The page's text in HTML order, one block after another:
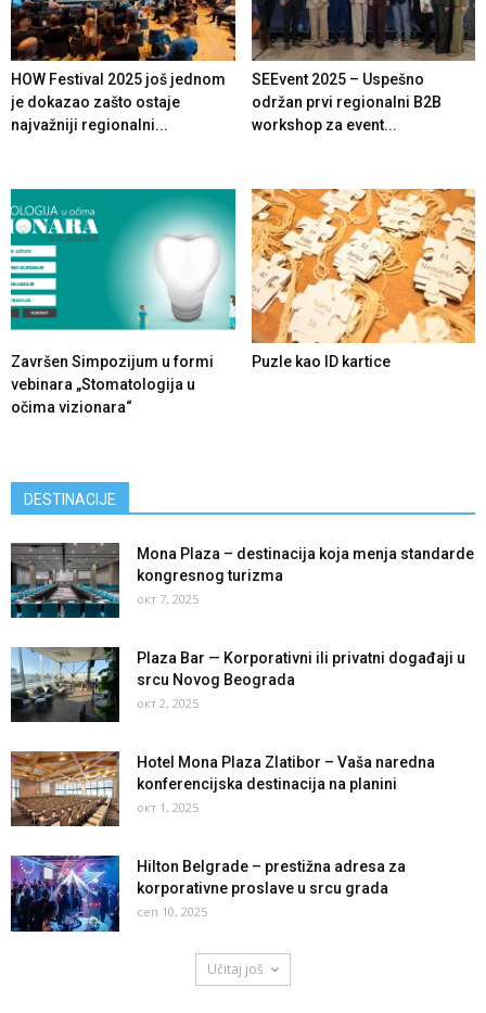
HOW Festival 2025 još jednom
je dokazao zašto ostaje
najvažniji regionalni...
SEEvent 2025 – Uspešno
održan prvi regionalni B2B
workshop za event...
Završen Simpozijum u formi
vebinara „Stomatologija u
očima vizionara“
Puzle kao ID kartice
DESTINACIJE
Mona Plaza – destinacija koja menja standarde
kongresnog turizma
окт 7, 2025
Plaza Bar — Korporativni ili privatni događaji u
srcu Novog Beograda
окт 2, 2025
Hotel Mona Plaza Zlatibor – Vaša naredna
konferencijska destinacija na planini
окт 1, 2025
Hilton Belgrade – prestižna adresa za
korporativne proslave u srcu grada
сеп 10, 2025
Učitaj još